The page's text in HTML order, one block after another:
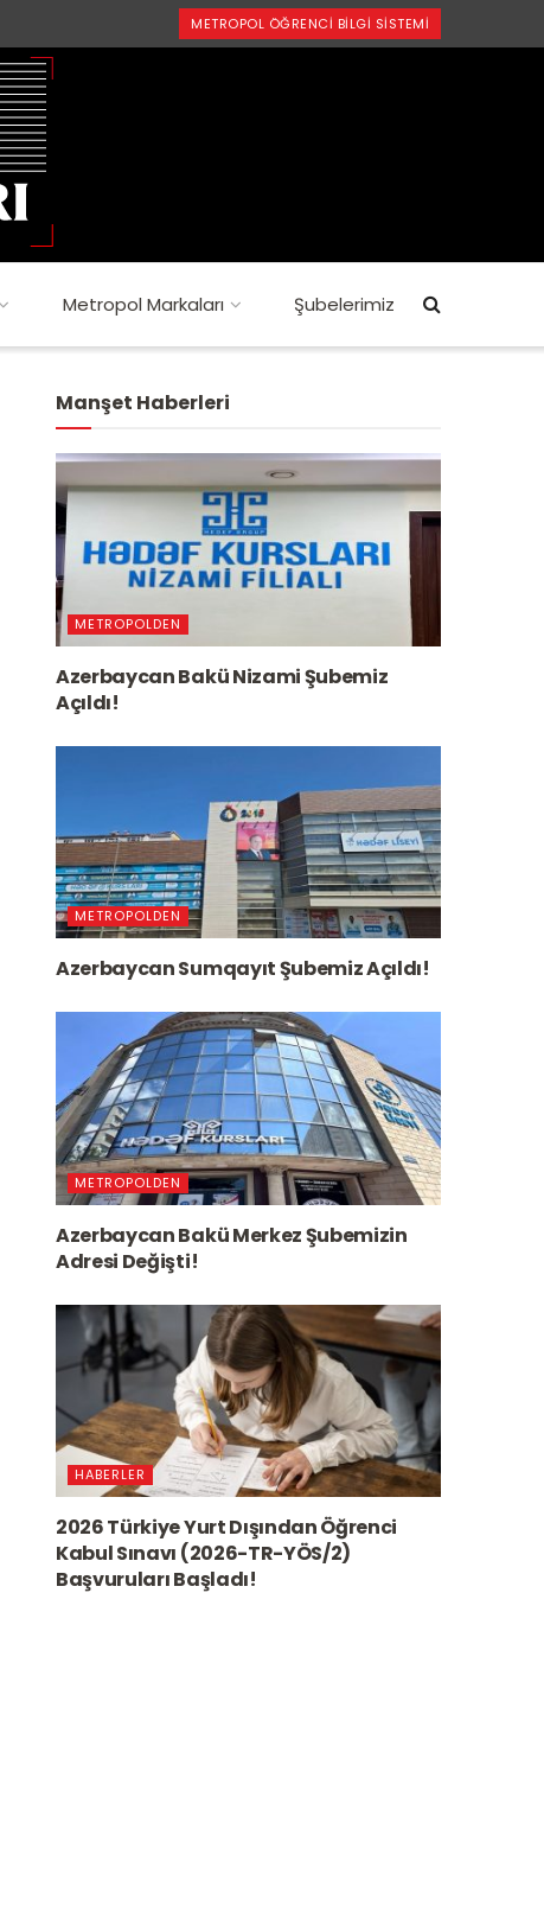
METROPOL ÖĞRENCI BILGI SISTEMI
Metropol Markaları Şubelerimiz
Manşet Haberleri
METROPOLDEN
Azerbaycan Bakü Nizami Şubemiz
Açıldı!
METROPOLDEN
Azerbaycan Sumqayıt Şubemiz Açıldı!
METROPOLDEN
Azerbaycan Bakü Merkez Şubemizin
Adresi Değişti!
HABERLER
2026 Türkiye Yurt Dışından Öğrenci
Kabul Sınavı (2026-TR-YÖS/2)
Başvuruları Başladı!